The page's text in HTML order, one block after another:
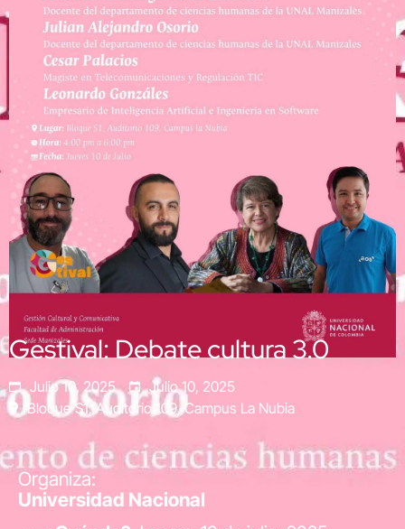
Gestival: Debate cultura 3.0
Julio 10, 2025
Julio 10, 2025
Bloque S1, Auditorio 109, Campus La Nubia
Organiza:
Universidad Nacional